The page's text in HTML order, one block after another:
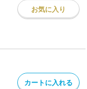
お気に入り
カートに入れる